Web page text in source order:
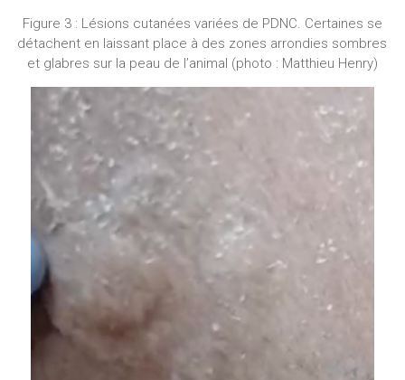
Figure 3 : Lésions cutanées variées de PDNC. Certaines se
détachent en laissant place à des zones arrondies sombres
et glabres sur la peau de l’animal (photo : Matthieu Henry)